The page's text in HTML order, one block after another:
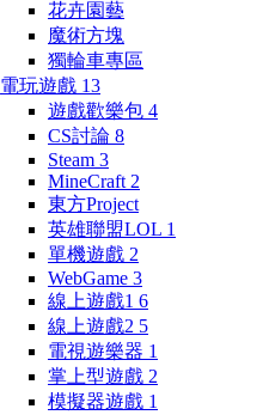
花卉園藝
魔術方塊
獨輪車專區
電玩遊戲 13
遊戲歡樂包 4
CS討論 8
Steam 3
MineCraft 2
東方Project
英雄聯盟LOL 1
單機遊戲 2
WebGame 3
線上遊戲1 6
線上遊戲2 5
電視遊樂器 1
掌上型遊戲 2
模擬器遊戲 1